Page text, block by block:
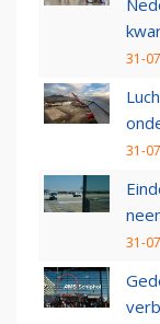
31-
31-
31-